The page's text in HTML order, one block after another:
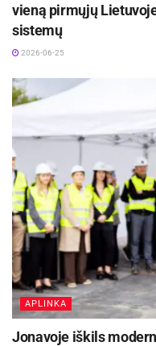
vieną pirmųjų
sistemų
2026-06-25
APLINKA
Jonavoje iškils